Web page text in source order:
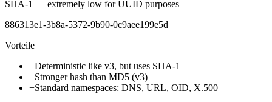
SHA-1 — extremely low for UUID purposes
886313e1-3b8a-5372-9b90-0c9aee199e5d
Vorteile
+Deterministic like v3, but uses SHA-1
+Stronger hash than MD5 (v3)
+Standard namespaces: DNS, URL, OID, X.500